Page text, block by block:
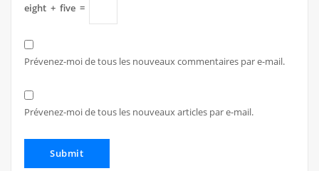
eight + five =
Prévenez-moi de tous les nouveaux commentaires par e-mail.
Prévenez-moi de tous les nouveaux articles par e-mail.